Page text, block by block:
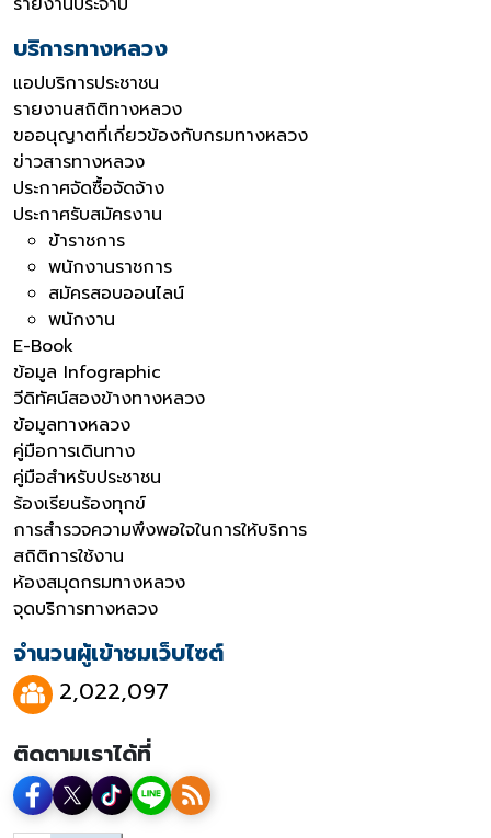
บริการทางหลวง
แอปบริการประชาชน
รายงานสถิติทางหลวง
ขออนุญาตที่เกี่ยวข้องกับกรมทางหลวง
ข่าวสารทางหลวง
ประกาศจัดซื้อจัดจ้าง
ประกาศรับสมัครงาน
ข้าราชการ
พนักงานราชการ
สมัครสอบออนไลน์
พนักงาน
E-Book
ข้อมูล Infographic
วีดิทัศน์สองข้างทางหลวง
ข้อมูลทางหลวง
คู่มือการเดินทาง
คู่มือสำหรับประชาชน
ร้องเรียนร้องทุกข์
การสำรวจความพึงพอใจในการให้บริการ
สถิติการใช้งาน
ห้องสมุดกรมทางหลวง
จุดบริการทางหลวง
จำนวนผู้เข้าชมเว็บไซต์
2,022,097
ติดตามเราได้ที่